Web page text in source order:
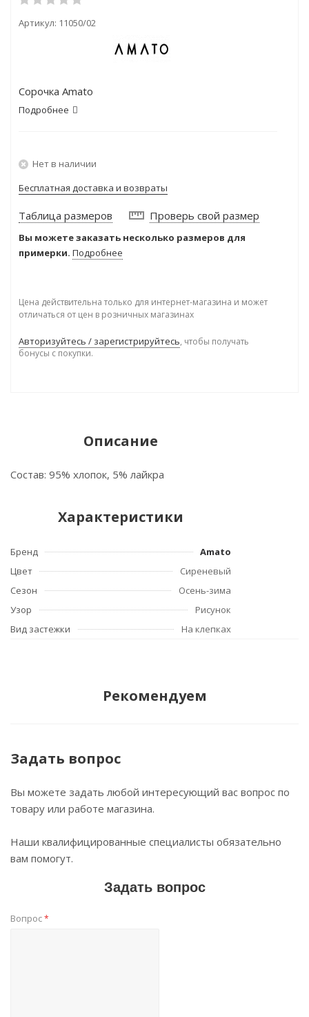
Артикул: 11050/02
Сорочка Amato
Подробнее
Нет в наличии
Бесплатная доставка и возвраты
Таблица размеров Проверь свой размер
Вы можете заказать несколько размеров для
примерки. Подробнее
Цена действительна только для интернет-магазина и может
отличаться от цен в розничных магазинах
Авторизуйтесь / зарегистрируйтесь, чтобы получать
бонусы с покупки.
Описание
Состав: 95% хлопок, 5% лайкра
Характеристики
Бренд
Amato
Цвет
Сиреневый
Сезон
Осень-зима
Узор
Рисунок
Вид застежки
На клепках
Рекомендуем
Задать вопрос
Вы можете задать любой интересующий вас вопрос по
товару или работе магазина.
Наши квалифицированные специалисты обязательно
вам помогут.
Задать вопрос
Вопрос*